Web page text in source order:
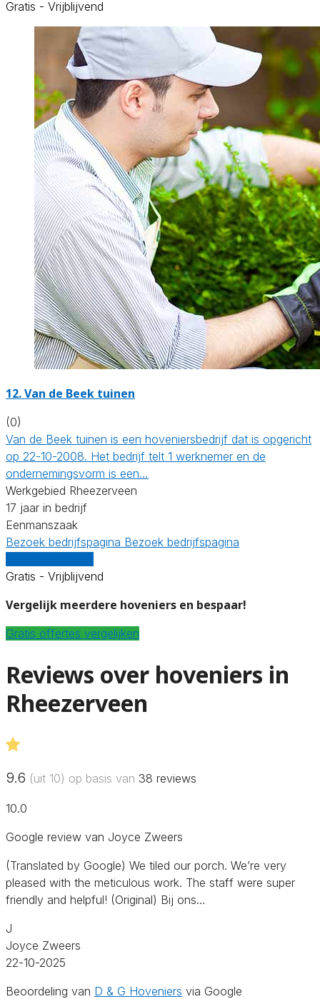
Gratis - Vrijblijvend
12.Van de Beek tuinen
(0)
Van de Beek tuinen is een hoveniersbedrijf dat is opgericht
op 22-10-2008. Het bedrijf telt 1 werknemer en de
ondernemingsvorm is een…
Werkgebied Rheezerveen
17 jaar in bedrijf
Eenmanszaak
Bezoek bedrijfspagina Bezoek bedrijfspagina
Gratis - Vrijblijvend
Vergelijk meerdere hoveniers en bespaar!
Gratis offertes vergelijken
Reviews over hoveniers in
Rheezerveen
9.6 (uit 10) op basis van 38 reviews
10.0
Google review van Joyce Zweers
(Translated by Google) We tiled our porch. We’re very
pleased with the meticulous work. The staff were super
friendly and helpful! (Original) Bij ons…
J
Joyce Zweers
22-10-2025
Beoordeling van D & G Hoveniers via Google